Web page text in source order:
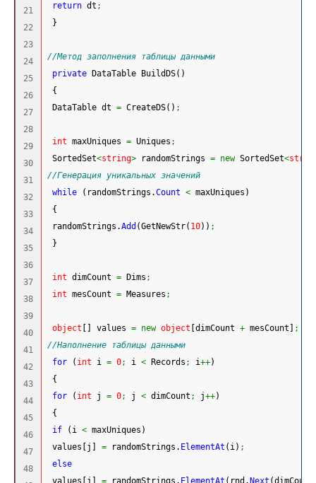
21
22
23
24
25
26
27
28
29
30
31
32
33
34
35
36
37
38
39
40
41
42
43
44
45
46
47
48
return dt ;
}
//Метод заполнения таблицы данными
private DataTable BuildDS( )
{
DataTable dt = CreateDS( ) ;
int maxUniques = Uniques ;
SortedSet<string> randomStrings = new SortedSet<
//Генерация уникальных значений
while
( randomStrings.Count < maxUniques )
{
randomStrings.Add (GetNewStr( 10) ) ;
}
int dimCount = Dims ;
int mesCount = Measures ;
object values = new object dimCount + mesCount
;
//Наполнение таблицы данными
for
( int i = 0; i < Records ; i++)
{
for
( int j = 0; j < dimCount ; j++)
{
if
( i < maxUniques )
values
j = randomStrings. ElementAt ( i) ;
else